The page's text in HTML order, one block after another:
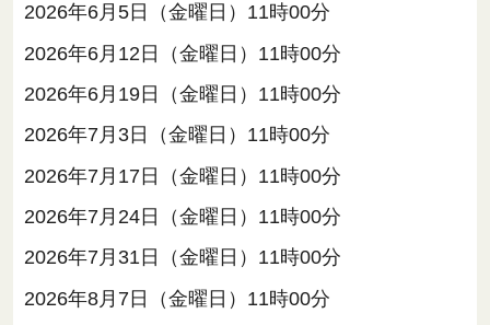
2026年6月5日（金曜日）11時00分
2026年6月12日（金曜日）11時00分
2026年6月19日（金曜日）11時00分
2026年7月3日（金曜日）11時00分
2026年7月17日（金曜日）11時00分
2026年7月24日（金曜日）11時00分
2026年7月31日（金曜日）11時00分
2026年8月7日（金曜日）11時00分